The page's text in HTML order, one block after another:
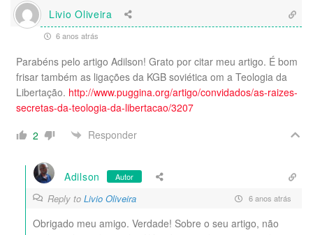
Livio Oliveira
6 anos atrás
Parabéns pelo artigo Adilson! Grato por citar meu artigo. É bom
frisar também as ligações da KGB soviética om a Teologia da
Libertação. http://www.puggina.org/artigo/convidados/as-raizes-
secretas-da-teologia-da-libertacao/3207
2
Responder
Adilson Autor
Reply to Livio Oliveira 6 anos atrás
Obrigado meu amigo. Verdade! Sobre o seu artigo, não